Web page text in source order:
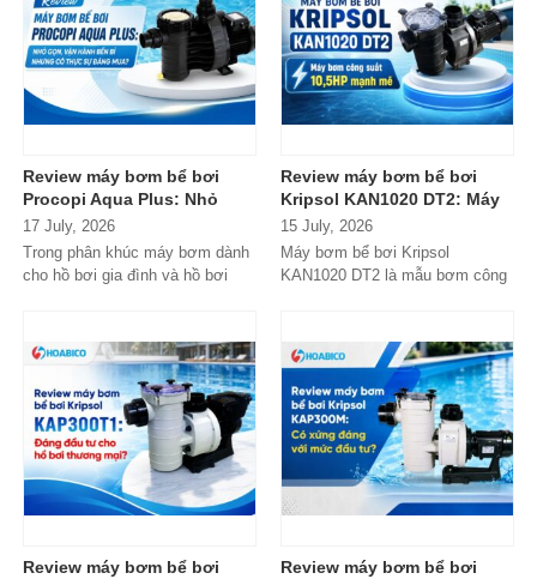
Review máy bơm bể bơi
Procopi Aqua Plus: Nhỏ
gọn, vận hành bền bỉ
nhưng có thực sự đáng
mua?
17 July, 2026
Trong phân khúc máy bơm dành
cho hồ bơi gia đình và hồ bơi
Review máy bơm bể bơi
Kripsol KAN1020 DT2: Máy
bơm công suất lớn có đáng
đầu tư?
15 July, 2026
Máy bơm bể bơi Kripsol
KAN1020 DT2 là mẫu bơm công
Review máy bơm bể bơi
Review máy bơm bể bơi